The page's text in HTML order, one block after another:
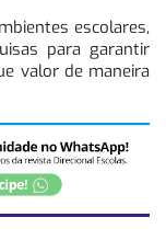
escolares,
para garantir
valor de maneira